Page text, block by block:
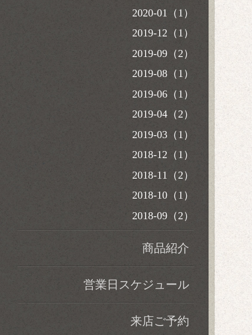
2020-01（1）
2019-12（1）
2019-09（2）
2019-08（1）
2019-06（1）
2019-04（2）
2019-03（1）
2018-12（1）
2018-11（2）
2018-10（1）
2018-09（2）
商品紹介
営業日スケジュール
来店ご予約